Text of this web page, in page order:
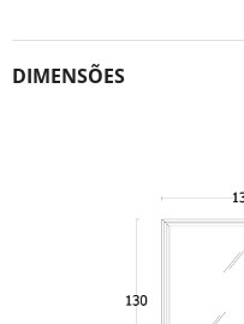
DIMENSÕES